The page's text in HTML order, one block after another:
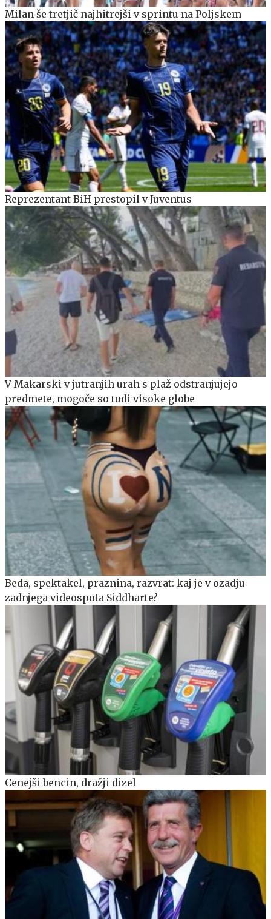
Milan še tretjič najhitrejši v sprintu na Poljskem
Reprezentant BiH prestopil v Juventus
V Makarski v jutranjih urah s plaž odstranjujejo
predmete, mogoče so tudi visoke globe
Beda, spektakel, praznina, razvrat: kaj je v ozadju
zadnjega videospota Siddharte?
Cenejši bencin, dražji dizel